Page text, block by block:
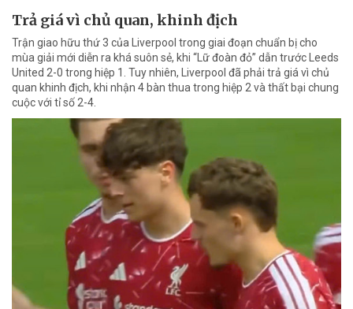
Trả giá vì chủ quan, khinh địch
Trận giao hữu thứ 3 của Liverpool trong giai đoạn chuẩn bị cho
mùa giải mới diễn ra khá suôn sẻ, khi “Lữ đoàn đỏ” dẫn trước Leeds
United 2-0 trong hiệp 1. Tuy nhiên, Liverpool đã phải trả giá vì chủ
quan khinh địch, khi nhận 4 bàn thua trong hiệp 2 và thất bại chung
cuộc với tỉ số 2-4.